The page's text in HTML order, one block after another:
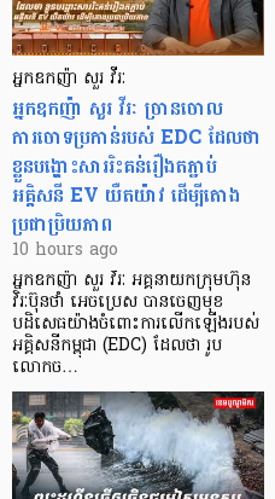
អ្នកឧកញ៉ា សួរ វីរៈ
អ្នកឧកញ៉ា សួរ វីរៈ​ ច្រានចោល
ការចោទប្រកាន់របស់ EDC ដែលថា
ខ្លួនបង្ហោះសាររិះគន់រឿងតភ្ជាប់
អគ្គិសនី EV យឺតយ៉ាវ ដើម្បីតោង
ប្រជាប្រិយភាព
10 hours ago
អ្នកឧកញ៉ា សួរ វីរៈ អគ្គនាយកក្រុមហ៊ុន
វិរៈប៊ុនថាំ អេចប្រេស បានចេញមុខ
បដិសេធយ៉ាងចំពោះការលើកឡើងរបស់
អគ្គិសនីកម្ពុជា (EDC) ដែលថា រូប
លោកច…